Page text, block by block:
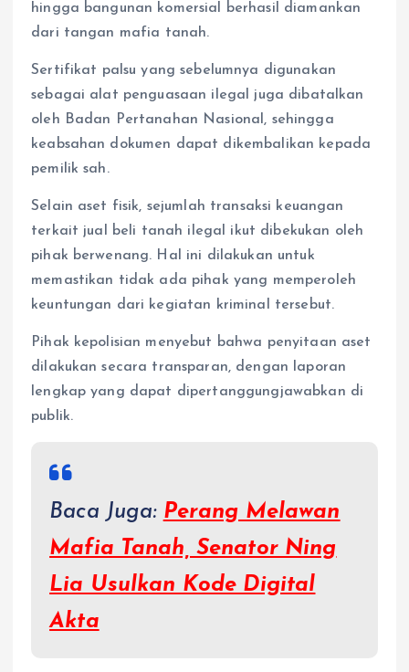
hingga bangunan komersial berhasil diamankan
dari tangan mafia tanah.
Sertifikat palsu yang sebelumnya digunakan
sebagai alat penguasaan ilegal juga dibatalkan
oleh Badan Pertanahan Nasional, sehingga
keabsahan dokumen dapat dikembalikan kepada
pemilik sah.
Selain aset fisik, sejumlah transaksi keuangan
terkait jual beli tanah ilegal ikut dibekukan oleh
pihak berwenang. Hal ini dilakukan untuk
memastikan tidak ada pihak yang memperoleh
keuntungan dari kegiatan kriminal tersebut.
Pihak kepolisian menyebut bahwa penyitaan aset
dilakukan secara transparan, dengan laporan
lengkap yang dapat dipertanggungjawabkan di
publik.
Baca Juga: Perang Melawan
Mafia Tanah, Senator Ning
Lia Usulkan Kode Digital
Akta